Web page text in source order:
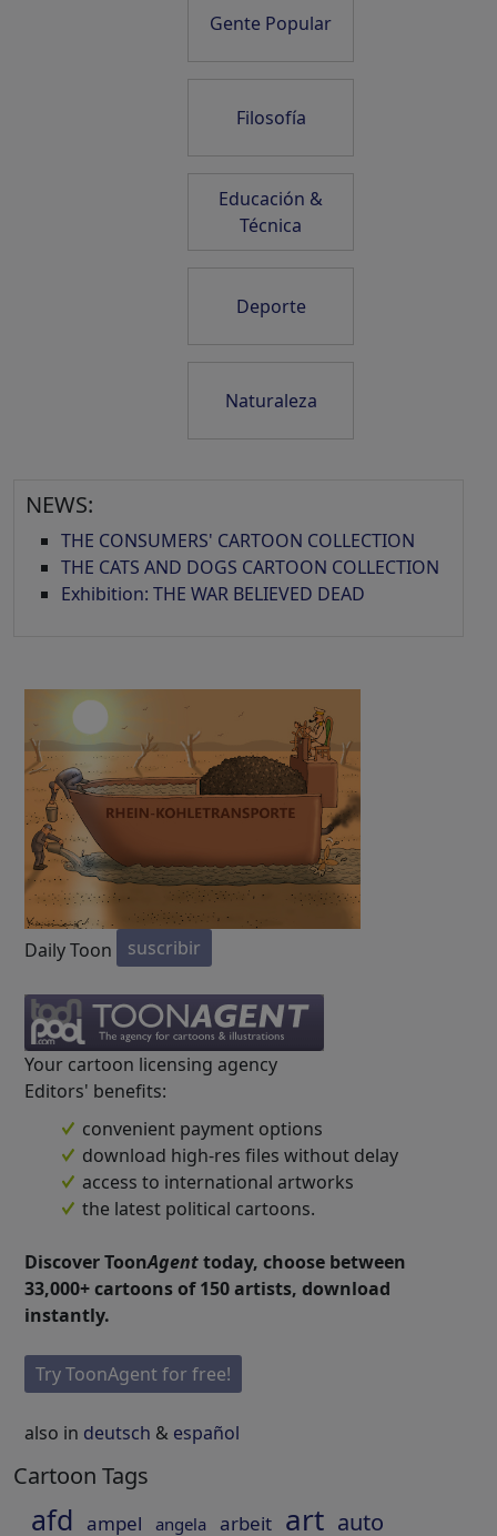
Gente Popular
Filosofía
Educación &
Técnica
Deporte
Naturaleza
NEWS:
THE CONSUMERS' CARTOON COLLECTION
THE CATS AND DOGS CARTOON COLLECTION
Exhibition: THE WAR BELIEVED DEAD
Daily Toon suscribir
Your cartoon licensing agency
Editors' benefits:
convenient payment options
download high-res files without delay
access to international artworks
the latest political cartoons.
Discover ToonAgenttoday, choose between
33,000+ cartoons of 150 artists, download
instantly.
Try ToonAgent for free!
also in deutsch & español
Cartoon Tags
afd ampel angela arbeit art auto